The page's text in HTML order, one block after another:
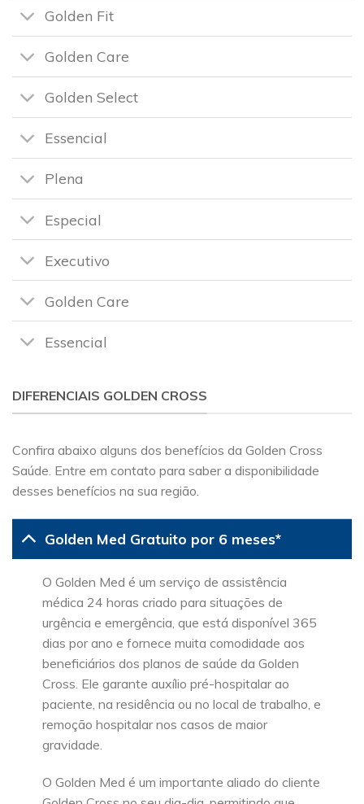
Golden Fit
Golden Care
Golden Select
Essencial
Plena
Especial
Executivo
Golden Care
Essencial
DIFERENCIAIS GOLDEN CROSS
Confira abaixo alguns dos benefícios da Golden Cross
Saúde. Entre em contato para saber a disponibilidade
desses benefícios na sua região.
Golden Med Gratuito por 6 meses*
O Golden Med é um serviço de assistência
médica 24 horas criado para situações de
urgência e emergência, que está disponível 365
dias por ano e fornece muita comodidade aos
beneficiários dos planos de saúde da Golden
Cross. Ele garante auxílio pré-hospitalar ao
paciente, na residência ou no local de trabalho, e
remoção hospitalar nos casos de maior
gravidade.
O Golden Med é um importante aliado do cliente